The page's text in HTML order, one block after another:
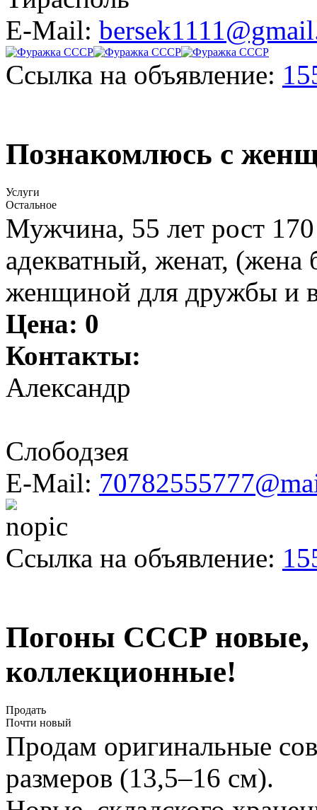
E-Mail:
Ссылка на объявление:
Познакомлюсь с
Услуги
Остальное
Мужчина, 55 лет рост
адекватный, женат, (жена
женщиной для дружбы и
Цена: 0
Контакты:
Александр
Слободзея
E-Mail:
Ссылка на объявление:
Погоны СССР новые,
коллекционные!
Продать
Почти новый
Продам оригинальные
размеров (13,5–16 см).